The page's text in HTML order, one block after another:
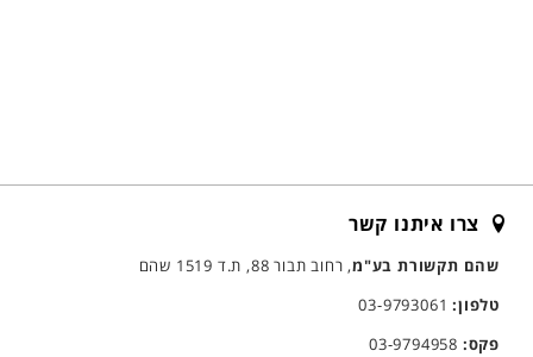
צרו איתנו קשר
שהם תקשורת בע"מ, רחוב תבור 88, ת.ד 1519 שהם
טלפון:03-9793061
פקס: